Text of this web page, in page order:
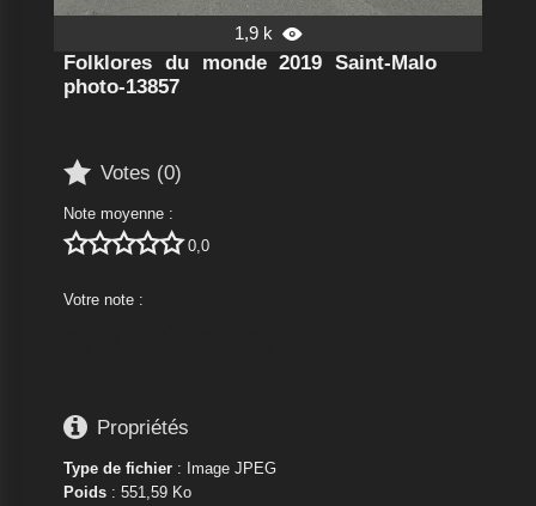
1,9 k 
Folklores du monde 2019 Saint-Malo
photo-13857
 Votes (0)
Note moyenne :
 0,0
Votre note :
 Propriétés
Type de fichier: Image JPEG
Poids: 551,59 Ko